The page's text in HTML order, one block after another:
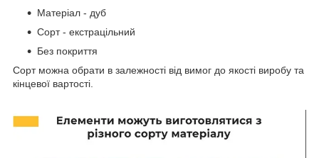
Матеріал - дуб
Сорт - екстрацільний
Без покриття
Сорт можна обрати в залежності від вимог до якості виробу та
кінцевої вартості.